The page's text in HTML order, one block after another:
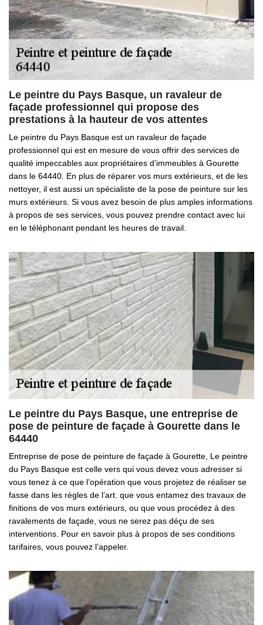
Le peintre du Pays Basque, un ravaleur de
façade professionnel qui propose des
prestations à la hauteur de vos attentes
Le peintre du Pays Basque est un ravaleur de façade
professionnel qui est en mesure de vous offrir des services de
qualité impeccables aux propriétaires d’immeubles à Gourette
dans le 64440. En plus de réparer vos murs extérieurs, et de les
nettoyer, il est aussi un spécialiste de la pose de peinture sur les
murs extérieurs. Si vous avez besoin de plus amples informations
à propos de ses services, vous pouvez prendre contact avec lui
en le téléphonant pendant les heures de travail.
Le peintre du Pays Basque, une entreprise de
pose de peinture de façade à Gourette dans le
64440
Entreprise de pose de peinture de façade à Gourette, Le peintre
du Pays Basque est celle vers qui vous devez vous adresser si
vous tenez à ce que l’opération que vous projetez de réaliser se
fasse dans les règles de l’art. que vous entamez des travaux de
finitions de vos murs extérieurs, ou que vous procédez à des
ravalements de façade, vous ne serez pas déçu de ses
interventions. Pour en savoir plus à propos de ses conditions
tarifaires, vous pouvez l’appeler.